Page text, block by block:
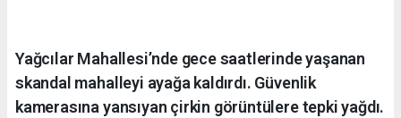
Yağcılar Mahallesi’nde gece saatlerinde yaşanan
skandal mahalleyi ayağa kaldırdı. Güvenlik
kamerasına yansıyan çirkin görüntülere tepki yağdı.